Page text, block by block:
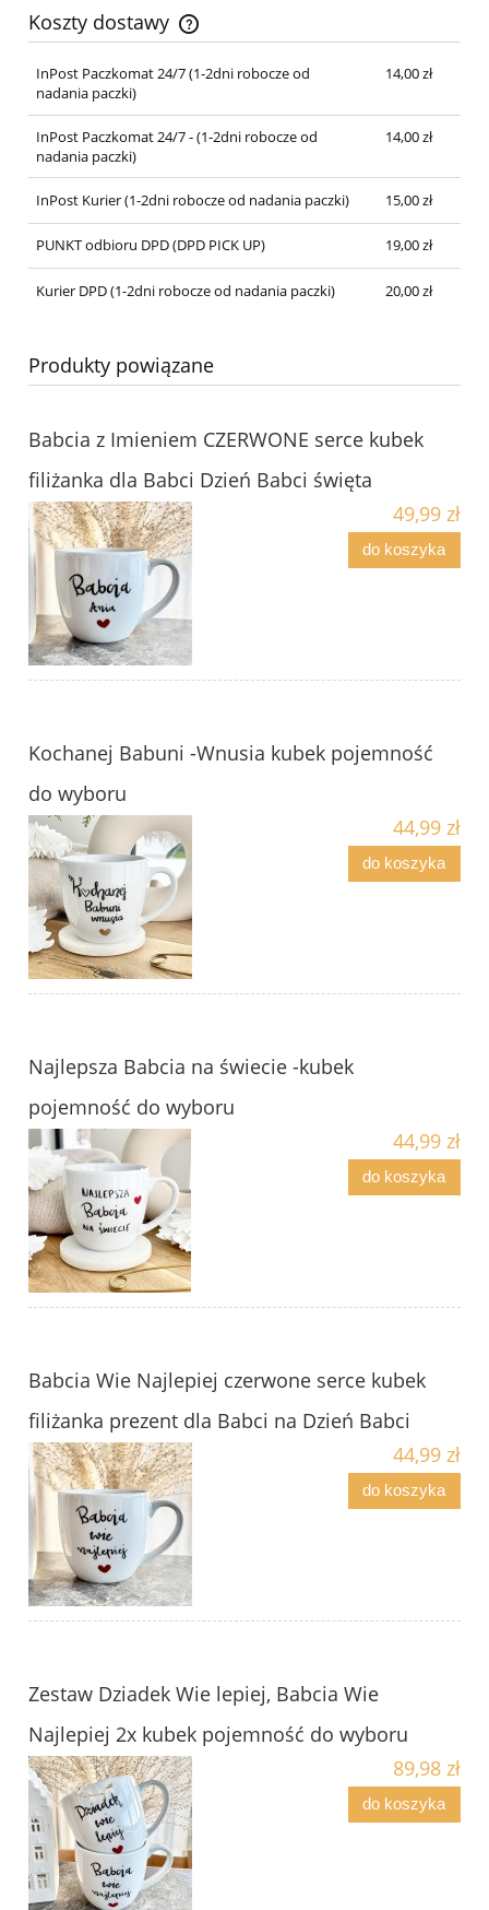
Koszty dostawy
Cena nie zawiera ewentualnych kosztów płatności
InPost Paczkomat 24/7 (1-2dni robocze od
nadania paczki)
14,00 zł
InPost Paczkomat 24/7 - (1-2dni robocze od
nadania paczki)
14,00 zł
InPost Kurier (1-2dni robocze od nadania paczki) 15,00 zł
PUNKT odbioru DPD (DPD PICK UP) 19,00 zł
Kurier DPD (1-2dni robocze od nadania paczki) 20,00 zł
Produkty powiązane
Babcia z Imieniem CZERWONE serce kubek
filiżanka dla Babci Dzień Babci święta
49,99 zł
do koszyka
Kochanej Babuni -Wnusia kubek pojemność
do wyboru
44,99 zł
do koszyka
Najlepsza Babcia na świecie -kubek
pojemność do wyboru
44,99 zł
do koszyka
Babcia Wie Najlepiej czerwone serce kubek
filiżanka prezent dla Babci na Dzień Babci
44,99 zł
do koszyka
Zestaw Dziadek Wie lepiej, Babcia Wie
Najlepiej 2x kubek pojemność do wyboru
89,98 zł
do koszyka